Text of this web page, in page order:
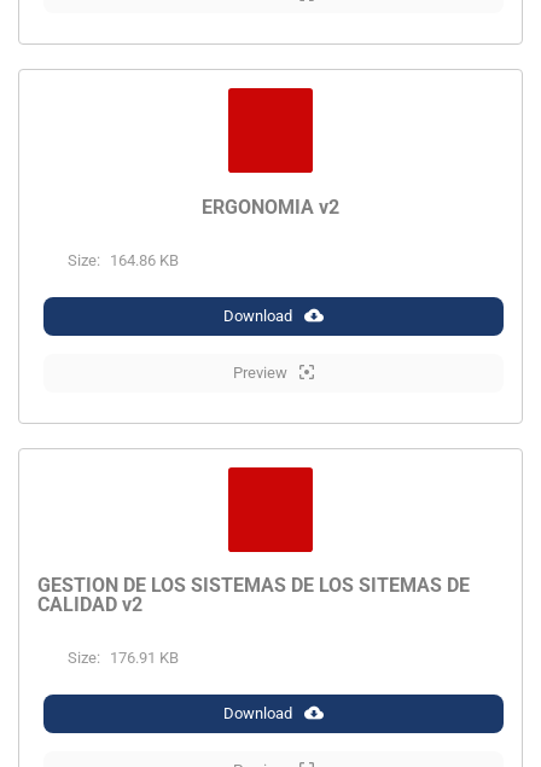
ERGONOMIA v2
Size: 164.86 KB
Download
Preview
GESTION DE LOS SISTEMAS DE LOS SITEMAS DE
CALIDAD v2
Size: 176.91 KB
Download